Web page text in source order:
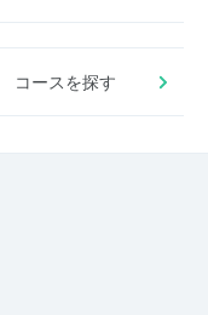
コースを探す